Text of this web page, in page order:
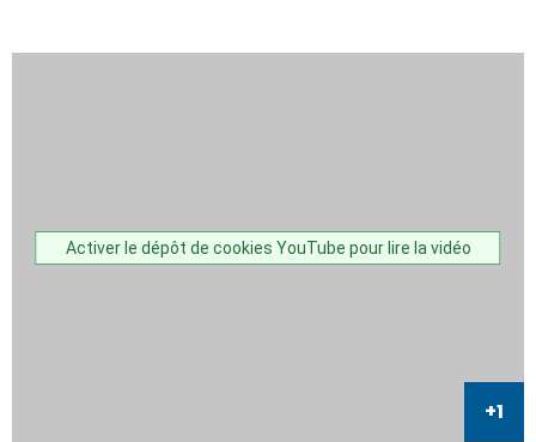
Activer le dépôt de cookies YouTube pour lire la vidéo